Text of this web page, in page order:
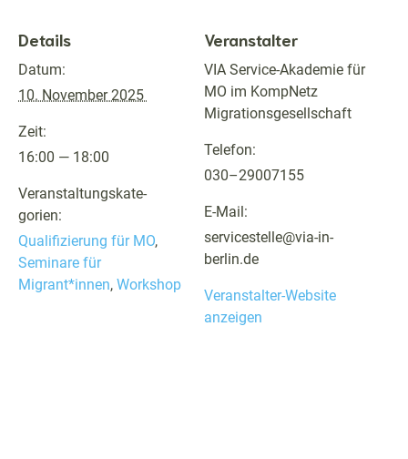
Details
Datum:
10. Novem­ber 2025
Zeit:
16:00 — 18:00
Ver­anstal­tungskat­e­
gorien:
Qual­i­fizierung für MO,
Sem­i­nare für
Migrant*innen, Work­shop
Veranstalter
VIA Ser­vice-Akademie für
MO im Komp­Netz
Migrationsgesellschaft
Telefon:
030–29007155
E‑Mail:
servicestelle@via-in-
berlin.de
Ver­anstal­ter-Web­site
anzeigen